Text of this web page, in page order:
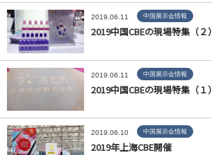
2019.06.11 中国展示会情報
2019中国CBEの現場特集（２）
2019.06.11 中国展示会情報
2019中国CBEの現場特集（１）
2019.06.10 中国展示会情報
2019年上海CBE開催